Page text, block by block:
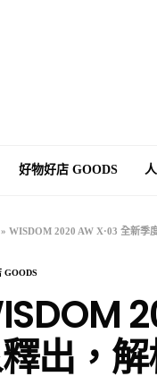
好物好店 GOODS
»WISDOM 2020 AW X·03 全新季
GOODS
出，